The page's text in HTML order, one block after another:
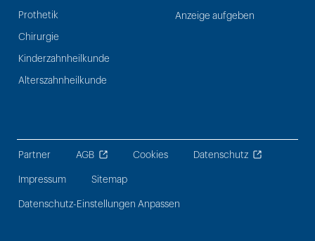
Prothetik
Chirurgie
Kinderzahnheilkunde
Alterszahnheilkunde
Anzeige aufgeben
Partner AGB Cookies Datenschutz
Impressum Sitemap
Datenschutz-Einstellungen Anpassen